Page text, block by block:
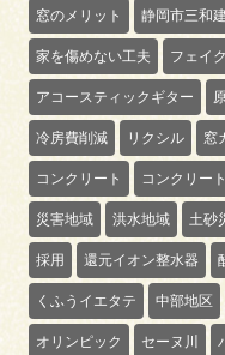
窓のメリット 静岡市三和
家を傷めない工夫 フェイ
アコースティックギター
冷房費削減 リクシル 窓
コンクリート コンクリー
災害地域 洪水地域 土砂
採用 還元イオン整水器
くふうイエタテ 中部地区
オリンピック セーヌ川